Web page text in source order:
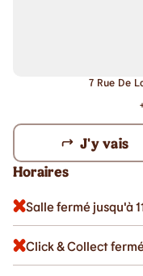
7 Rue De
J'y vais
Horaires
Salle fermé jusqu'à
Click & Collect fermé